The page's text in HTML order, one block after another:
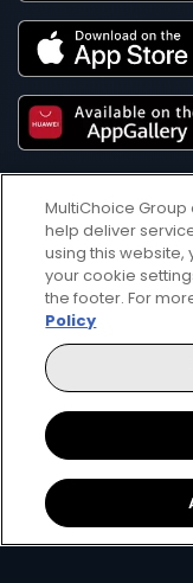
MultiChoice
help deliver
using this website,
your cookie
the footer. For
Policy